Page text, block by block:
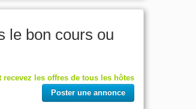
le bon cours ou
les offres de tous les hôtes
Poster une annonce